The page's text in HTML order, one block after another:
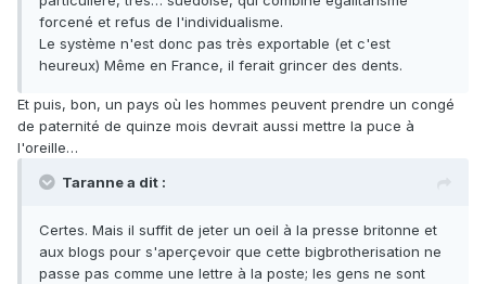
forcené et refus de l'individualisme.
Le système n'est donc pas très exportable (et c'est
heureux) Même en France, il ferait grincer des dents.
Et puis, bon, un pays où les hommes peuvent prendre un congé
de paternité de quinze mois devrait aussi mettre la puce à
l'oreille…
Taranne a dit :
Certes. Mais il suffit de jeter un oeil à la presse britonne et
aux blogs pour s'aperçevoir que cette bigbrotherisation ne
passe pas comme une lettre à la poste; les gens ne sont